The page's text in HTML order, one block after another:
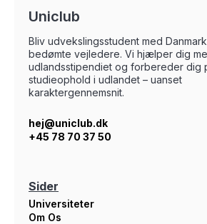
Uniclub
Bliv udvekslingsstudent med
bedømte vejledere. Vi hjælper dig
udlandsstipendiet og forbereder dig
studieophold i udlandet – uanset
karaktergennemsnit.
hej@uniclub.dk
+45 78 70 37 50
Sider
Universiteter
Om Os